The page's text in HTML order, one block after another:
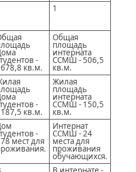
1
-
кв.м.
Общая
площадь
интерната
ССМШ - 506,5
кв.м.
-
кв.м.
Жилая
площадь
интерната
ССМШ - 150,5
кв.м.
-
мест для
Интернат
ССМШ - 24
места для
проживания
обучающихся.